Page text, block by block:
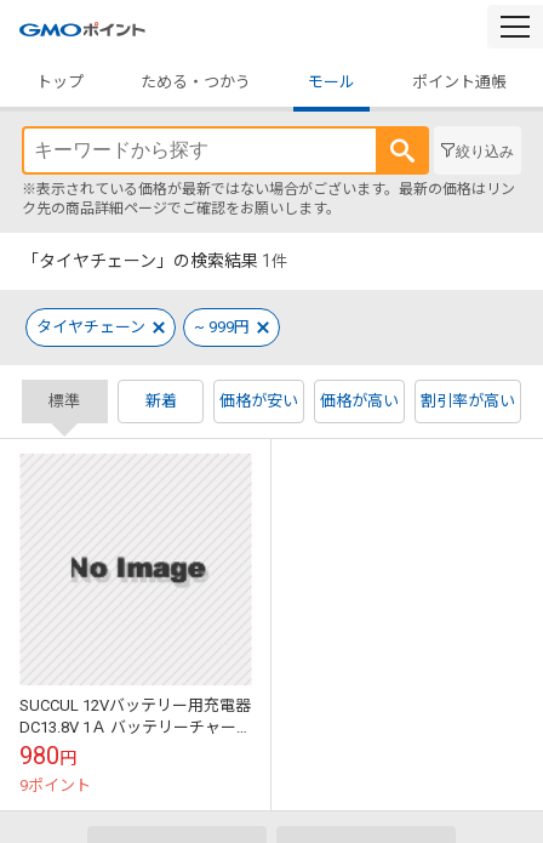
トップ
ためる・つかう モール ポイント通帳
絞り込み
※表示されている価格が最新ではない場合がございます。最新の価格はリン
ク先の商品詳細ページでご確認をお願いします。
「タイヤチェーン」の検索結果 1 件
タイヤチェーン ~ 999円
標準 新着 価格が安い 価格が高い 割引率が高い
SUCCUL 12Vバッテリー用充電器
DC13.8V 1Ａ バッテリーチャー
ジャー DC12V専用 密閉式 鉛 大
型にも対応 バ...
980円
9ポイント